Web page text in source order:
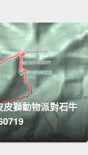
獅動物派對石牛